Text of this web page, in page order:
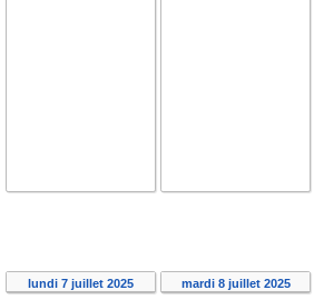
lundi 7 juillet 2025 mardi 8 juillet 2025